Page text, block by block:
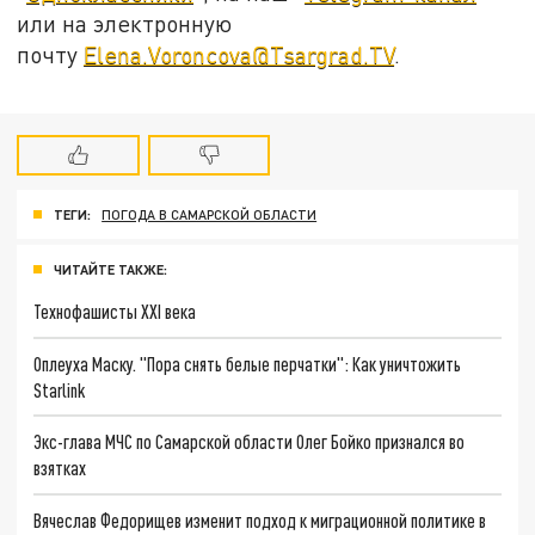
или на электронную
почту Elena.Voroncova@Tsargrad.TV.
ТЕГИ: ПОГОДА В САМАРСКОЙ ОБЛАСТИ
ЧИТАЙТЕ ТАКЖЕ:
Технофашисты XXI века
Оплеуха Маску. "Пора снять белые перчатки": Как уничтожить
Starlink
Экс-глава МЧС по Самарской области Олег Бойко признался во
взятках
Вячеслав Федорищев изменит подход к миграционной политике в